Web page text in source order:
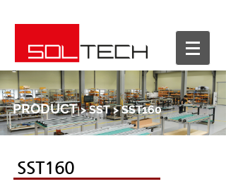
PRODUCT> SST > SST160
SST160